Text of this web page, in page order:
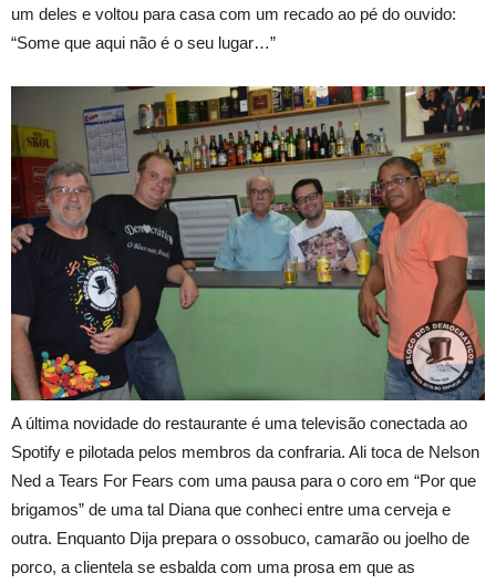
um deles e voltou para casa com um recado ao pé do ouvido:
“Some que aqui não é o seu lugar…”
A última novidade do restaurante é uma televisão conectada ao
Spotify e pilotada pelos membros da confraria. Ali toca de Nelson
Ned a Tears For Fears com uma pausa para o coro em “Por que
brigamos” de uma tal Diana que conheci entre uma cerveja e
outra. Enquanto Dija prepara o ossobuco, camarão ou joelho de
porco, a clientela se esbalda com uma prosa em que as